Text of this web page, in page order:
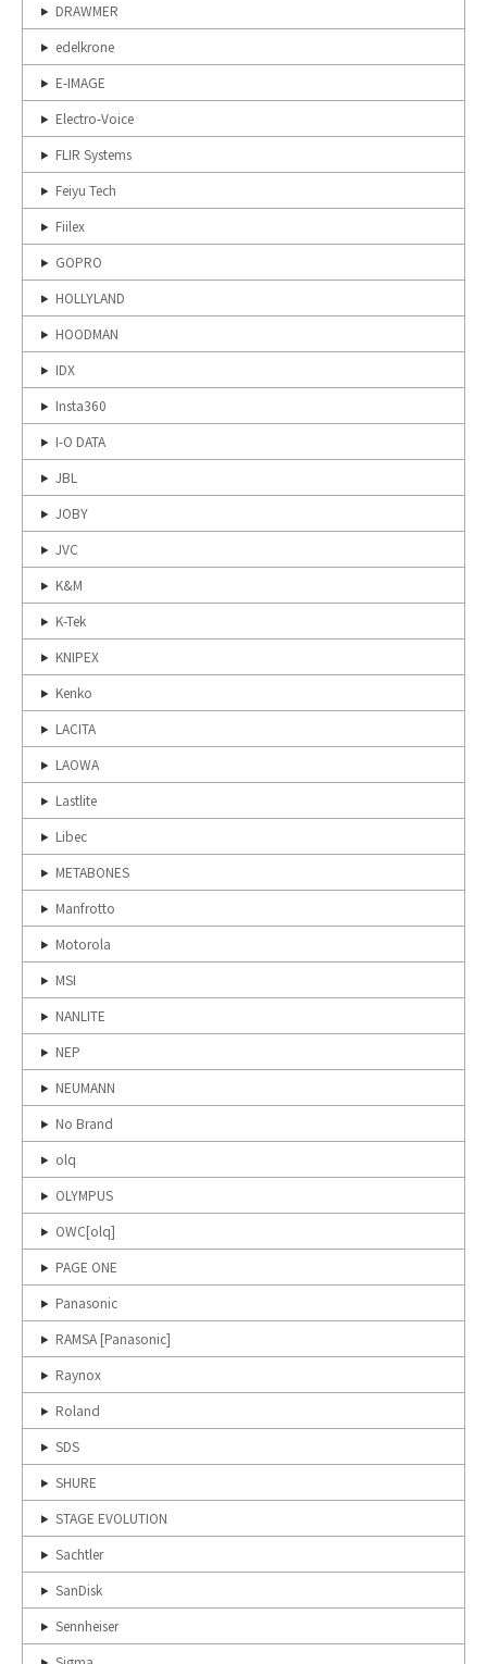
DRAWMER
edelkrone
E-IMAGE
Electro-Voice
FLIR Systems
Feiyu Tech
Fiilex
GOPRO
HOLLYLAND
HOODMAN
IDX
Insta360
I-O DATA
JBL
JOBY
JVC
K&M
K-Tek
KNIPEX
Kenko
LACITA
LAOWA
Lastlite
Libec
METABONES
Manfrotto
Motorola
MSI
NANLITE
NEP
NEUMANN
No Brand
olq
OLYMPUS
OWC[olq]
PAGE ONE
Panasonic
RAMSA [Panasonic]
Raynox
Roland
SDS
SHURE
STAGE EVOLUTION
Sachtler
SanDisk
Sennheiser